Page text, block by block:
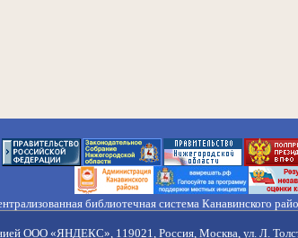
библиотечная система Канавинского
Правила обработки персональных
ООО «ЯНДЕКС», 119021, Россия, Москва, ул. Л.